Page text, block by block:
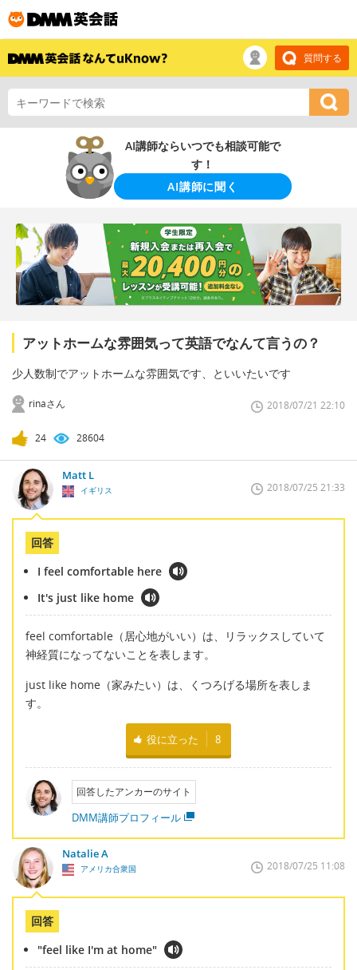
質問する
AI講師ならいつでも相談可能で
す！
AI講師に聞く
アットホームな雰囲気って英語でなんて言うの？
少人数制でアットホームな雰囲気です、といいたいです
rinaさん 2018/07/21 22:10
24 28604
Matt L
イギリス 2018/07/25 21:33
回答
I feel comfortable here
It's just like home
feel comfortable（居心地がいい）は、リラックスしていて
神経質になってないことを表します。
just like home（家みたい）は、くつろげる場所を表しま
す。
役に立った 8
回答したアンカーのサイト
DMM講師プロフィール
Natalie A
アメリカ合衆国 2018/07/25 11:08
回答
"feel like I'm at home"